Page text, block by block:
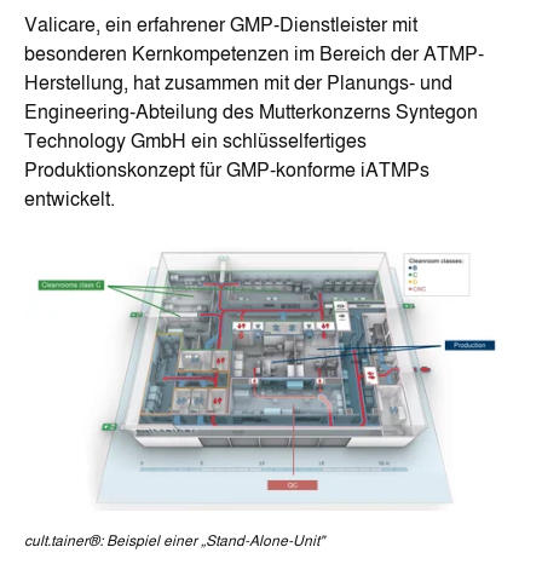
Valicare, ein erfahrener GMP-Dienstleister mit
besonderen Kernkompetenzen im Bereich der ATMP-
Herstellung, hat zusammen mit der Planungs- und
Engineering-Abteilung des Mutterkonzerns Syntegon
Technology GmbH ein schlüsselfertiges
Produktionskonzept für GMP-konforme iATMPs
entwickelt.
cult.tainer®: Beispiel einer „Stand-Alone-Unit"